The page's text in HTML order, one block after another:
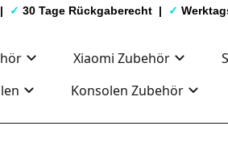
✓ 30 Tage Rückgaberecht | ✓
Xiaomi Zubehör
Konsolen Zubehör